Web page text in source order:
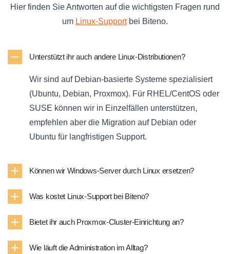
Hier finden Sie Antworten auf die wichtigsten Fragen rund
um Linux-Supportbei Biteno.
Unterstützt ihr auch andere Linux-Distributionen?
Wir sind auf Debian-basierte Systeme spezialisiert
(Ubuntu, Debian, Proxmox). Für RHEL/CentOS oder
SUSE können wir in Einzelfällen unterstützen,
empfehlen aber die Migration auf Debian oder
Ubuntu für langfristigen Support.
Können wir Windows-Server durch Linux ersetzen?
Was kostet Linux-Support bei Biteno?
Bietet ihr auch Proxmox-Cluster-Einrichtung an?
Wie läuft die Administration im Alltag?